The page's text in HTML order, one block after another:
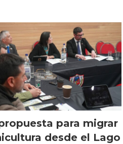
para migrar
desde el Lago